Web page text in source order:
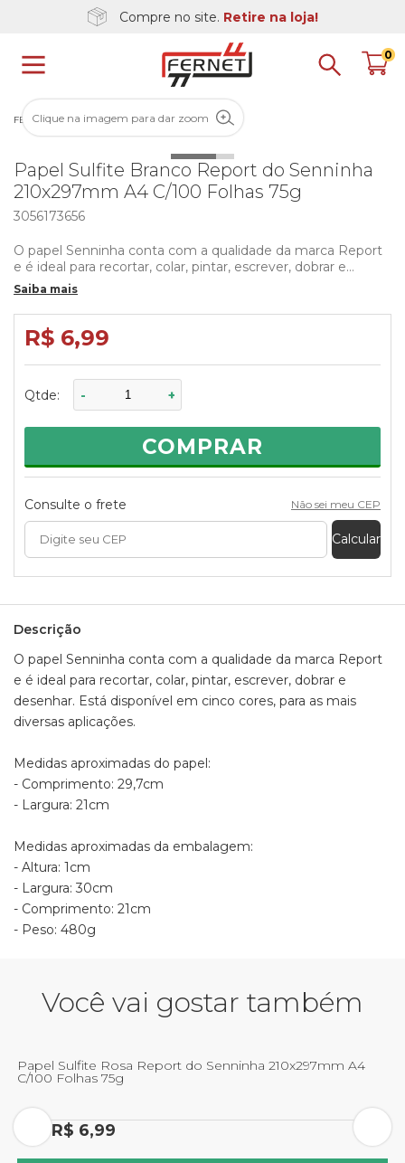
0
Compre no site. Retire na loja!
FERNET PAPELARIA PAPEIS SULFITE
Clique na imagem para dar zoom
Papel Sulfite Branco Report do Senninha
210x297mm A4 C/100 Folhas 75g
3056173656
O papel Senninha conta com a qualidade da marca Report
e é ideal para recortar, colar, pintar, escrever, dobrar e
desenhar. Está disponível em cinco cores, para as mais
diversas aplicações.
Medidas aproximadas do papel:
- Comprimento: 29,7cm
- Largura: 21cm
Medidas aproximadas da embalagem:
- Altura: 1cm
- Largura: 30cm
- Comprimento: 21cm
- Peso: 480g
Saiba mais
R$ 6,99
Qtde: - +
COMPRAR
Consulte o frete Não sei meu CEP
Calcular
Descrição
O papel Senninha conta com a qualidade da marca Report
e é ideal para recortar, colar, pintar, escrever, dobrar e
desenhar. Está disponível em cinco cores, para as mais
diversas aplicações.
Medidas aproximadas do papel:
- Comprimento: 29,7cm
- Largura: 21cm
Medidas aproximadas da embalagem:
- Altura: 1cm
- Largura: 30cm
- Comprimento: 21cm
- Peso: 480g
Você vai gostar também
Papel Sulfite Rosa Report do Senninha 210x297mm A4
C/100 Folhas 75g
Por R$ 6,99